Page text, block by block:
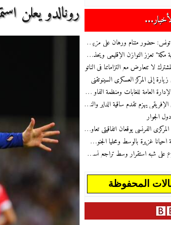
رونالدو يعلن
حضور متنامٍ ورهان على مزيد من التأثير
الإقليمي ويحذر من انزلاق المنطقة إلى صراع مذهبي
لا تتعارض مع التزاماتنا في الناتو
إلى المركز العسكري السينوتقني
ومنظمة الفاو لاستعادة غابات الصنوبر الحلبي بالقصرين
ساقية الداير والنجم الساحلي يتجاوز أمل حمام سوسة
الجوار
اتفاقيتي تعاون لتعزيز التكوين والثقافة المالية
ومحليا الجنوب وهبات رياح تتجاوز 70 كلم/س
استقرار وسط تراجع نسق المبادلات